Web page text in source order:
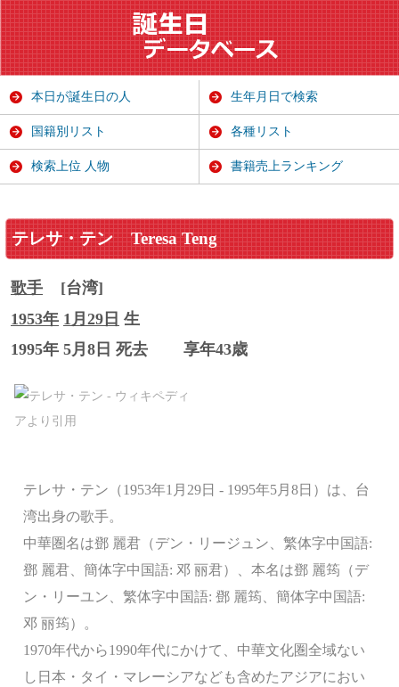
テレサ・テン Teresa Teng
歌手
[台湾]
1953年 1月29日 生
1995年 5月8日 死去
享年43歳
テレサ・テン（1953年1月29日 - 1995年5月8日）は、台
湾出身の歌手。
中華圏名は鄧 麗君（デン・リージュン、繁体字中国語:
鄧 麗君、簡体字中国語: 邓 丽君）、本名は鄧 麗筠（デ
ン・リーユン、繁体字中国語: 鄧 麗筠、簡体字中国語:
邓 丽筠）。
1970年代から1990年代にかけて、中華文化圏全域ない
し日本・タイ・マレーシアなども含めたアジアにおい
本日が誕生日の人 生年月日で検索
国籍別リスト 各種リスト
検索上位 人物 書籍売上ランキング